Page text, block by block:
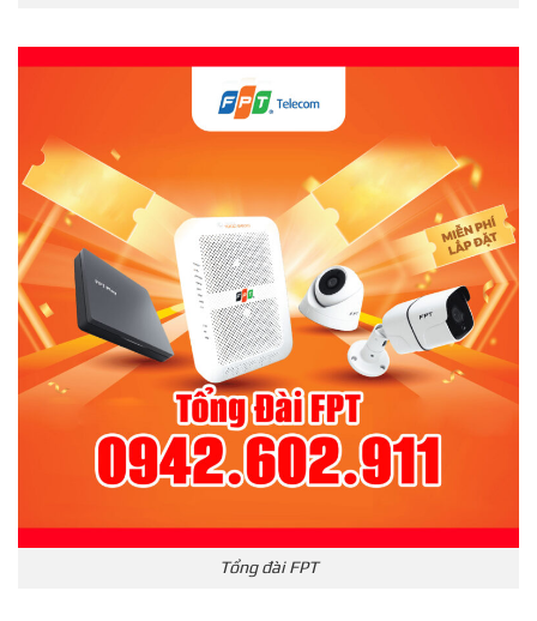
Tổng đài FPT